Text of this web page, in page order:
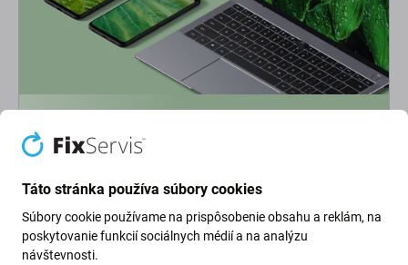
Ekológia na prvom mieste
chránili našu planétu. Prečítajte si viac o tom, ako
Viac o našej uhlíkovej stope
Táto stránka používa súbory cookies
Súbory cookie používame na prispôsobenie obsahu a reklám, na
poskytovanie funkcií sociálnych médií a na analýzu
návštevnosti.